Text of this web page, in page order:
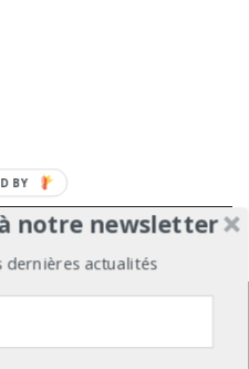
Les Experts
notre newsletter
dernières actualités
BY